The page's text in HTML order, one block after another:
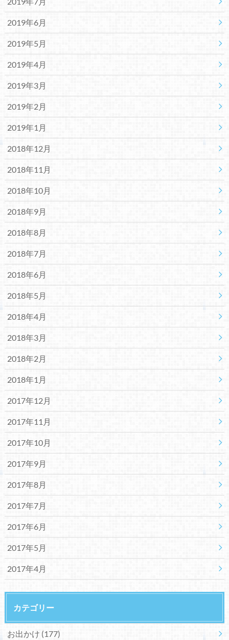
2019年6月
2019年5月
2019年4月
2019年3月
2019年2月
2019年1月
2018年12月
2018年11月
2018年10月
2018年9月
2018年8月
2018年7月
2018年6月
2018年5月
2018年4月
2018年3月
2018年2月
2018年1月
2017年12月
2017年11月
2017年10月
2017年9月
2017年8月
2017年7月
2017年6月
2017年5月
2017年4月
カテゴリー
お出かけ (177)